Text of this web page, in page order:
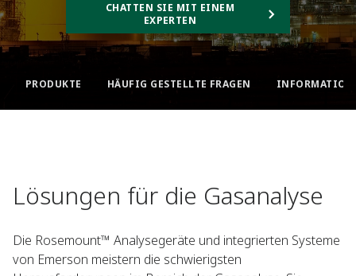
CHATTEN SIE MIT EINEM
EXPERTEN
PRODUKTE HÄUFIG GESTELLTE FRAGEN​
Lösungen für die Gasanalyse
Die Rosemount™ Analysegeräte und integrierten Systeme
von Emerson meistern die schwierigsten